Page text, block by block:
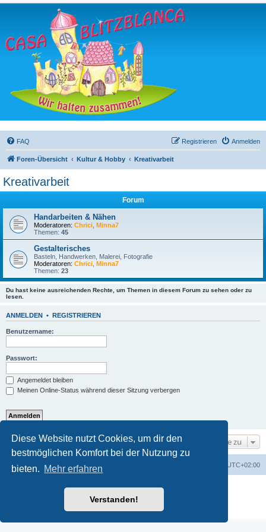
Diese Website nutzt Cookies, um dir den
bestmöglichen Komfort bei der Nutzung zu
bieten. Mehr erfahren
Verstanden!
FAQ Anmelden
Registrieren
Foren-Übersicht Kultur & Hobby Kreativarbeit
Kreativarbeit
Forum
Handarbeiten & Nähen
Moderatoren: Chrici Minna7
Themen: 45
Gestalterisches
Basteln, Handwerken, Malerei, Fotografie
Moderatoren: Chrici Minna7
Themen: 23
Du hast keine ausreichenden Rechte, um Themen in diesem Forum zu sehen oder zu
lesen.
ANMELDEN • REGISTRIEREN
Benutzername:
Passwort:
Angemeldet bleiben
Meinen Online-Status während dieser Sitzung verbergen
Gehe zu
Foren-Übersicht UTC+02:00
Deutsche Übersetzung durch